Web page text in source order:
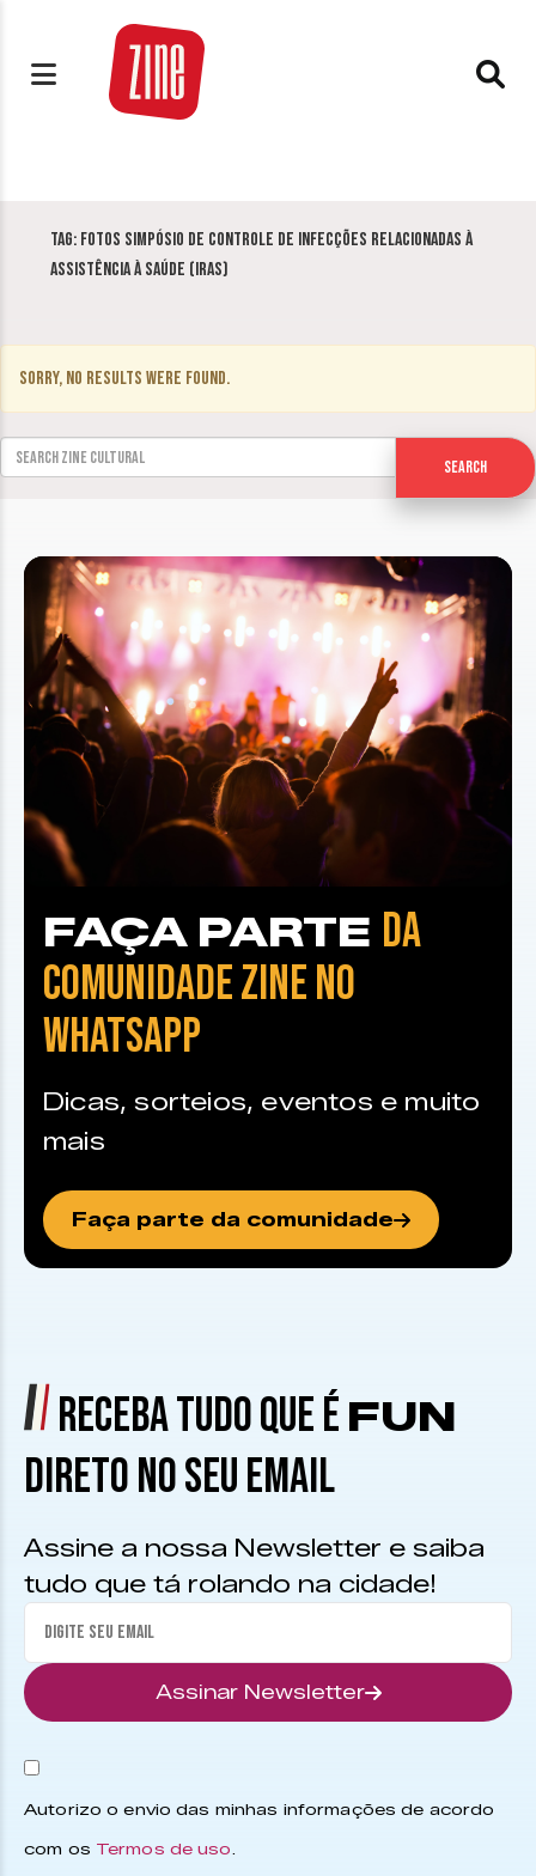
Tag: Fotos Simpósio de Controle de Infecções Relacionadas à
Assistência à Saúde (IRAS)
Sorry, no results were found.
Search for:
Search
FAÇA PARTE DA
COMUNIDADE ZINE NO
WHATSAPP
Dicas, sorteios, eventos e muito
mais
Faça parte da comunidade
RECEBA TUDO QUE É FUN
DIRETO NO SEU EMAIL
Assine a nossa Newsletter e saiba
tudo que tá rolando na cidade!
Assinar Newsletter
Autorizo o envio das minhas informações de acordo
com os Termos de uso.